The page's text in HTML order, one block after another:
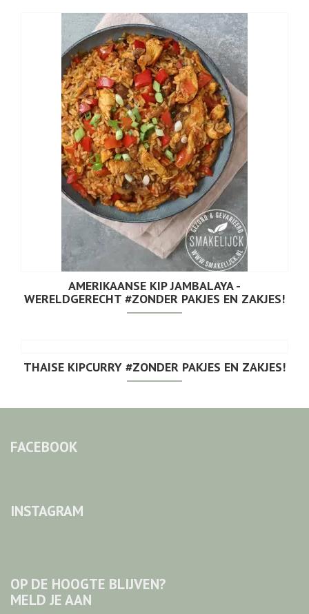
AMERIKAANSE KIP JAMBALAYA -
WERELDGERECHT #ZONDER PAKJES EN ZAKJES!
THAISE KIPCURRY #ZONDER PAKJES EN ZAKJES!
FACEBOOK
INSTAGRAM
OP DE HOOGTE BLIJVEN?
MELD JE AAN